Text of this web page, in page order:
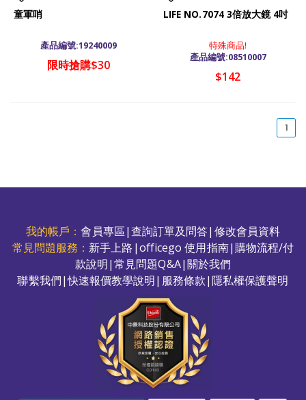
童軍哨
產品編號:19240009
限時搶購$30
LIFE NO.7074 3倍放大鏡 4吋
特殊商品!
產品編號:08510007
$142
1
我的帳戶：會員專區|查詢訂單及問答| 修改會員資料
常見問題服務： 新手上路 |officego 使用指南|購物流程/付
款說明|常見問題Q&A|關於我們
聯繫我們|快速報價教學說明| 服務條款|隱私權保護聲明